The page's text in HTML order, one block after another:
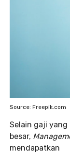
Source: Freepik.com
Selain gaji
besar,
mendapatkan